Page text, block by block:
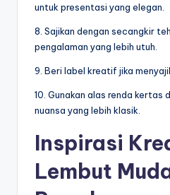
untuk presentasi yang elegan.
8. Sajikan dengan secangkir
pengalaman yang lebih utuh.
9. Beri label kreatif jika
10. Gunakan alas renda kertas
nuansa yang lebih klasik.
Inspirasi
Lembut